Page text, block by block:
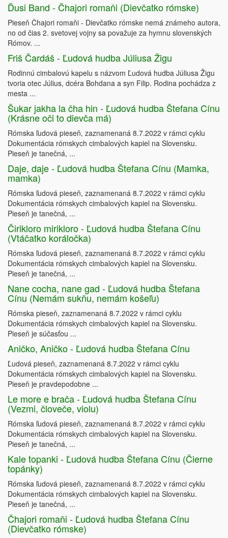
Ďusi Band - Čhajori romaňi (Dievčatko rómske)
Pieseň Čhajori romaňi - Dievčatko rómske nemá známeho autora,
no od čias 2. svetovej vojny sa považuje za hymnu slovenských
Rómov. ...
Friš Čardáš - Ľudová hudba Júliusa Žigu
Rodinnú cimbalovú kapelu s názvom Ľudová hudba Júliusa Žigu
tvoria otec Július, dcéra Bohdana a syn Filip. Rodina pochádza z
mesta ...
Šukar jakha la čha hin - Ľudová hudba Štefana Cínu
(Krásne oči to dievča má)
Rómska ľudová pieseň, zaznamenaná 8.7.2022 v rámci cyklu
Dokumentácia rómskych cimbalových kapiel na Slovensku.
Pieseň je tanečná, ...
Daje, daje - Ľudová hudba Štefana Cínu (Mamka,
mamka)
Rómska ľudová pieseň, zaznamenaná 8.7.2022 v rámci cyklu
Dokumentácia rómskych cimbalových kapiel na Slovensku.
Pieseň je tanečná, ...
Čirikloro mirikloro - Ľudová hudba Štefana Cínu
(Vtáčatko koráločka)
Rómska ľudová pieseň, zaznamenaná 8.7.2022 v rámci cyklu
Dokumentácia rómskych cimbalových kapiel na Slovensku.
Pieseň je tanečná, ...
Nane cocha, nane gad - Ľudová hudba Štefana
Cínu (Nemám sukňu, nemám košeľu)
Rómska pieseň, zaznamenaná 8.7.2022 v rámci cyklu
Dokumentácia rómskych cimbalových kapiel na Slovensku.
Pieseň je súčasťou ...
Aničko, Aničko - Ľudová hudba Štefana Cínu
Ľudová pieseň, zaznamenaná 8.7.2022 v rámci cyklu
Dokumentácia rómskych cimbalových kapiel na Slovensku.
Pieseň je pravdepodobne ...
Le more e brača - Ľudová hudba Štefana Cínu
(Vezmi, človeče, violu)
Rómska ľudová pieseň, zaznamenaná 8.7.2022 v rámci cyklu
Dokumentácia rómskych cimbalových kapiel na Slovensku.
Pieseň je tanečná, ...
Kale topanki - Ľudová hudba Štefana Cínu (Čierne
topánky)
Rómska ľudová pieseň, zaznamenaná 8.7.2022 v rámci cyklu
Dokumentácia rómskych cimbalových kapiel na Slovensku.
Pieseň je tanečná, ...
Čhajori romaňi - Ľudová hudba Štefana Cínu
(Dievčatko rómske)